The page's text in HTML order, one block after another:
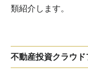
類紹介します。
不動産投資クラウ